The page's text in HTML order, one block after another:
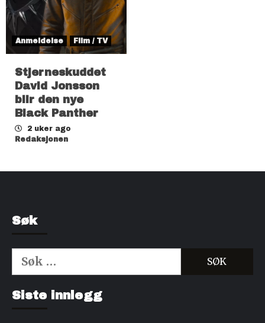
Anmeldelse Film / TV
Stjerneskuddet
David Jonsson
blir den nye
Black Panther
2 uker ago
Redaksjonen
Søk
Søk
etter:
Siste innlegg